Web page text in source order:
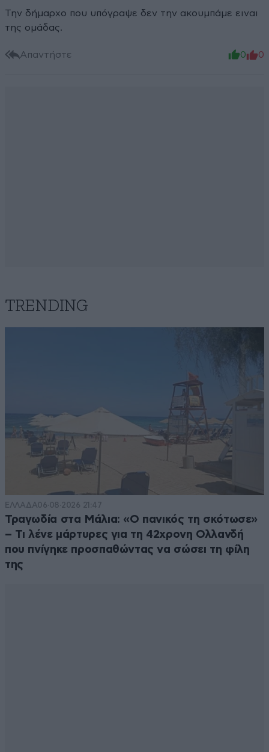
Την δήμαρχο που υπόγραψε δεν την ακουμπάμε ειναι
της ομάδας.
Απαντήστε 0 0
TRENDING
ΕΛΛΑΔΑ06·08·2026 21:47
Τραγωδία στα Μάλια: «Ο πανικός τη σκότωσε»
– Τι λένε μάρτυρες για τη 42χρονη Ολλανδή
που πνίγηκε προσπαθώντας να σώσει τη φίλη
της